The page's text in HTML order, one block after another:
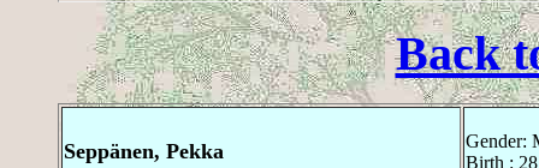
Back
Seppänen, Pekka
Gender:
Birth :